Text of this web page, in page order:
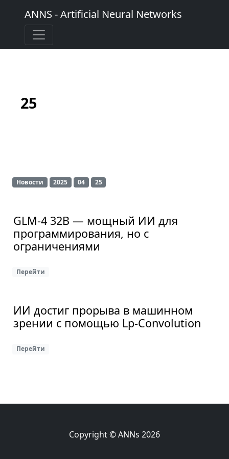
ANNS - Artificial Neural Networks
25
Новости 2025 04 25
GLM-4 32B — мощный ИИ для
программирования, но с
ограничениями
Перейти
ИИ достиг прорыва в машинном
зрении с помощью Lp-Convolution
Перейти
Copyright © ANNs 2026